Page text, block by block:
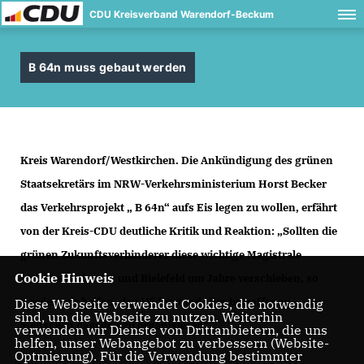
CDU Kreisverband Warendorf-Beckum
B 64n muss gebaut werden
Kreis Warendorf/Westkirchen. Die Ankündigung des grünen
Staatsekretärs im NRW-Verkehrsministerium Horst Becker
das Verkehrsprojekt „ B 64n“ aufs Eis legen zu wollen, erfährt
von der Kreis-CDU deutliche Kritik und Reaktion: „Sollten die
grünen Zukunftsverhinderer diese wichtige Magistrale
zwischen Münster und Bielefeld um Jahre verschieben, so
werden wir helfen, den Widerstand aller betroffenen
Menschen dagegen zu organisieren“.
Cookie Hinweis
Diese Webseite verwendet Cookies, die notwendig
sind, um die Webseite zu nutzen. Weiterhin
verwenden wir Dienste von Drittanbietern, die uns
helfen, unser Webangebot zu verbessern (Website-
Optmierung). Für die Verwendung bestimmter